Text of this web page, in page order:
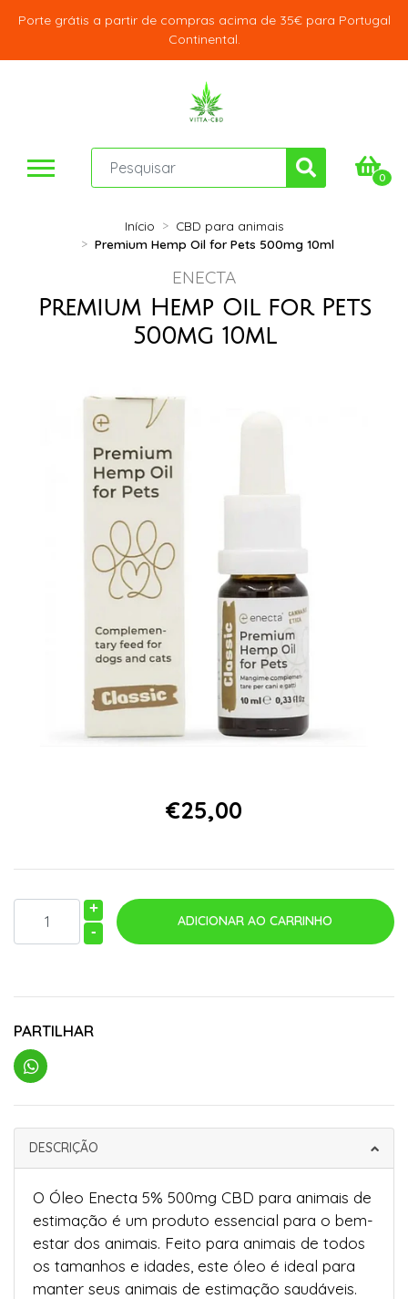
Porte grátis a partir de compras acima de 35€ para Portugal
Continental.
0
Início
CBD para animais
Premium Hemp Oil for Pets 500mg 10ml
ENECTA
Premium Hemp Oil for Pets
500mg 10ml
€25,00
+
-
PARTILHAR
DESCRIÇÃO
O Óleo Enecta 5% 500mg CBD para animais de
estimação é um produto essencial para o bem-
estar dos animais. Feito para animais de todos
os tamanhos e idades, este óleo é ideal para
manter seus animais de estimação saudáveis.